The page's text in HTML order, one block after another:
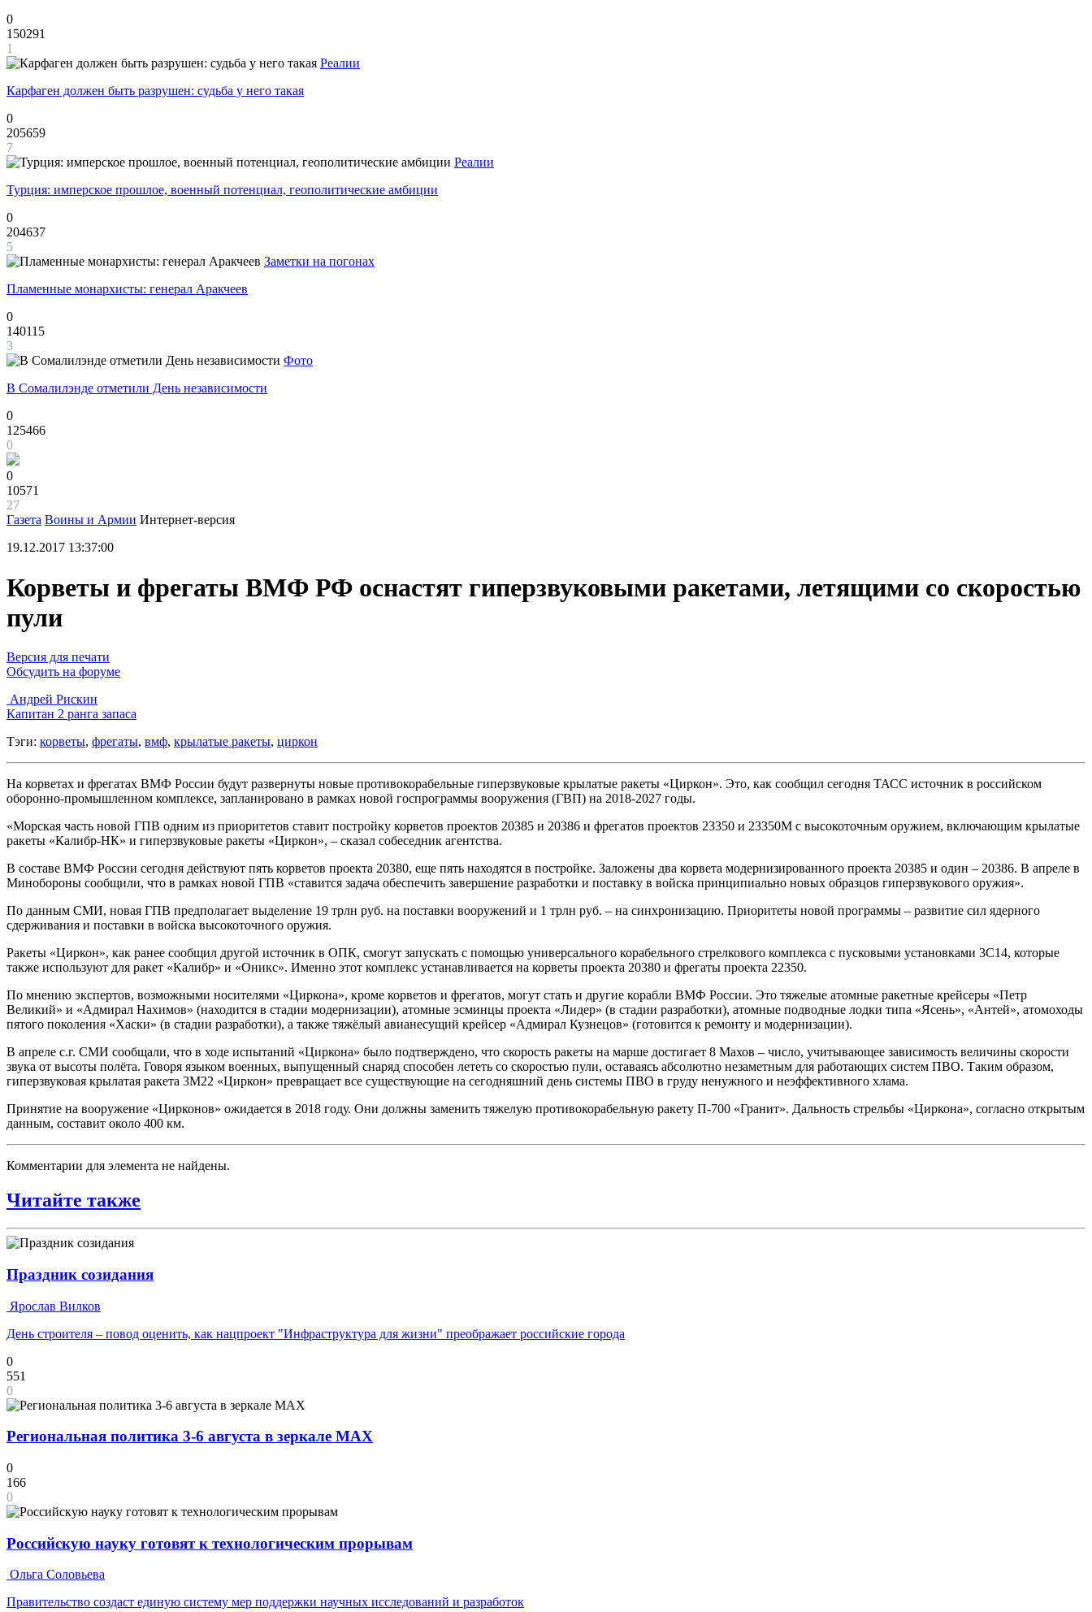
0
150291
1
Реалии
Карфаген должен быть разрушен: судьба у него такая
0
205659
7
Реалии
Турция: имперское прошлое, военный потенциал, геополитические амбиции
0
204637
5
Заметки на погонах
Пламенные монархисты: генерал Аракчеев
0
140115
3
Фото
В Сомалилэнде отметили День независимости
0
125466
0
0
10571
27
Газета Воины и Армии Интернет-версия
19.12.2017 13:37:00
Корветы и фрегаты ВМФ РФ оснастят гиперзвуковыми ракетами, летящими со скоростью
пули
Версия для печати
Обсудить на форуме
Андрей Рискин
Капитан 2 ранга запаса
Тэги: корветы, фрегаты, вмф, крылатые ракеты, циркон
На корветах и фрегатах ВМФ России будут развернуты новые противокорабельные гиперзвуковые крылатые ракеты «Циркон». Это, как сообщил сегодня ТАСС источник в российском
оборонно-промышленном комплексе, запланировано в рамках новой госпрограммы вооружения (ГВП) на 2018-2027 годы.
«Морская часть новой ГПВ одним из приоритетов ставит постройку корветов проектов 20385 и 20386 и фрегатов проектов 23350 и 23350М с высокоточным оружием, включающим крылатые
ракеты «Калибр-НК» и гиперзвуковые ракеты «Циркон», – сказал собеседник агентства.
В составе ВМФ России сегодня действуют пять корветов проекта 20380, еще пять находятся в постройке. Заложены два корвета модернизированного проекта 20385 и один – 20386. В апреле в
Минобороны сообщили, что в рамках новой ГПВ «ставится задача обеспечить завершение разработки и поставку в войска принципиально новых образцов гиперзвукового оружия».
По данным СМИ, новая ГПВ предполагает выделение 19 трлн руб. на поставки вооружений и 1 трлн руб. – на синхронизацию. Приоритеты новой программы – развитие сил ядерного
сдерживания и поставки в войска высокоточного оружия.
Ракеты «Циркон», как ранее сообщил другой источник в ОПК, смогут запускать с помощью универсального корабельного стрелкового комплекса с пусковыми установками 3С14, которые
также используют для ракет «Калибр» и «Оникс». Именно этот комплекс устанавливается на корветы проекта 20380 и фрегаты проекта 22350.
По мнению экспертов, возможными носителями «Циркона», кроме корветов и фрегатов, могут стать и другие корабли ВМФ России. Это тяжелые атомные ракетные крейсеры «Петр
Великий» и «Адмирал Нахимов» (находится в стадии модернизации), атомные эсминцы проекта «Лидер» (в стадии разработки), атомные подводные лодки типа «Ясень», «Антей», атомоходы
пятого поколения «Хаски» (в стадии разработки), а также тяжёлый авианесущий крейсер «Адмирал Кузнецов» (готовится к ремонту и модернизации).
В апреле с.г. СМИ сообщали, что в ходе испытаний «Циркона» было подтверждено, что скорость ракеты на марше достигает 8 Махов – число, учитывающее зависимость величины скорости
звука от высоты полёта. Говоря языком военных, выпущенный снаряд способен лететь со скоростью пули, оставаясь абсолютно незаметным для работающих систем ПВО. Таким образом,
гиперзвуковая крылатая ракета 3М22 «Циркон» превращает все существующие на сегодняшний день системы ПВО в груду ненужного и неэффективного хлама.
Принятие на вооружение «Цирконов» ожидается в 2018 году. Они должны заменить тяжелую противокорабельную ракету П-700 «Гранит». Дальность стрельбы «Циркона», согласно открытым
данным, составит около 400 км.
Комментарии для элемента не найдены.
Читайте также
Праздник созидания
Ярослав Вилков
День строителя – повод оценить, как нацпроект "Инфраструктура для жизни" преображает российские города
0
551
0
Региональная политика 3-6 августа в зеркале MAX
0
166
0
Российскую науку готовят к технологическим прорывам
Ольга Соловьева
Правительство создаст единую систему мер поддержки научных исследований и разработок